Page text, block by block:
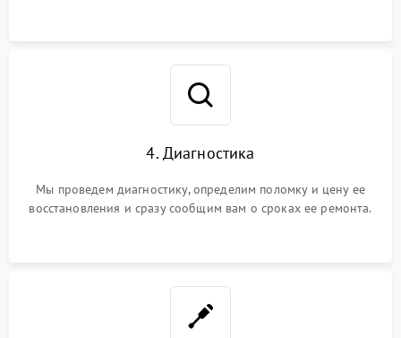
4. Диагностика
Мы проведем диагностику, определим поломку и цену ее
восстановления и сразу сообщим вам о сроках ее ремонта.